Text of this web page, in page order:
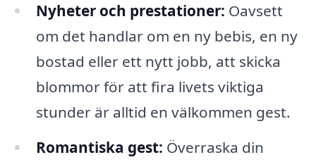
Nyheter och prestationer: Oavsett
om det handlar om en ny bebis, en ny
bostad eller ett nytt jobb, att skicka
blommor för att fira livets viktiga
stunder är alltid en välkommen gest.
Romantiska gest: Överraska din